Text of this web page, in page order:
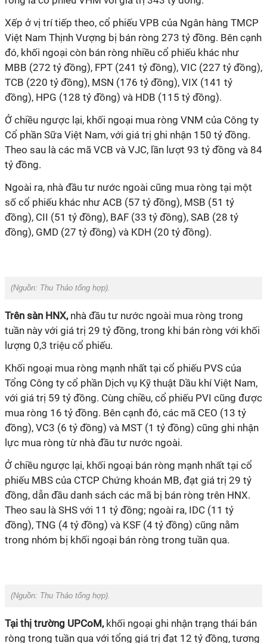
Xếp ở vị trí tiếp theo, cổ phiếu VPB của Ngân hàng TMCP
Việt Nam Thịnh Vượng bị bán ròng 273 tỷ đồng. Bên cạnh
đó, khối ngoại còn bán ròng nhiều cổ phiếu khác như
MBB (272 tỷ đồng), FPT (241 tỷ đồng), VIC (227 tỷ đồng),
TCB (220 tỷ đồng), MSN (176 tỷ đồng), VIX (141 tỷ
đồng), HPG (128 tỷ đồng) và HDB (115 tỷ đồng).
Ở chiều ngược lại, khối ngoại mua ròng VNM của Công ty
Cổ phần Sữa Việt Nam, với giá trị ghi nhận 150 tỷ đồng.
Theo sau là các mã VCB và VJC, lần lượt 93 tỷ đồng và 84
tỷ đồng.
Ngoài ra, nhà đầu tư nước ngoài cũng mua ròng tại một
số cổ phiếu khác như ACB (57 tỷ đồng), MSB (51 tỷ
đồng), CII (51 tỷ đồng), BAF (33 tỷ đồng), SAB (28 tỷ
đồng), GMD (27 tỷ đồng) và KDH (20 tỷ đồng).
(Nguồn: Thu Thảo tổng hợp).
Trên sàn HNX, nhà đầu tư nước ngoài mua ròng trong
tuần này với giá trị 29 tỷ đồng, trong khi bán ròng với khối
lượng 0,3 triệu cổ phiếu.
Khối ngoại mua ròng mạnh nhất tại cổ phiếu PVS của
Tổng Công ty cổ phần Dịch vụ Kỹ thuật Dầu khí Việt Nam,
với giá trị 59 tỷ đồng. Cùng chiều, cổ phiếu PVI cũng được
mua ròng 16 tỷ đồng. Bên cạnh đó, các mã CEO (13 tỷ
đồng), VC3 (6 tỷ đồng) và MST (1 tỷ đồng) cũng ghi nhận
lực mua ròng từ nhà đầu tư nước ngoài.
Ở chiều ngược lại, khối ngoại bán ròng mạnh nhất tại cổ
phiếu MBS của CTCP Chứng khoán MB, đạt giá trị 29 tỷ
đồng, dẫn đầu danh sách các mã bị bán ròng trên HNX.
Theo sau là SHS với 11 tỷ đồng; ngoài ra, IDC (11 tỷ
đồng), TNG (4 tỷ đồng) và KSF (4 tỷ đồng) cũng nằm
trong nhóm bị khối ngoại bán ròng trong tuần qua.
(Nguồn: Thu Thảo tổng hợp).
Tại thị trường UPCoM, khối ngoại ghi nhận trạng thái bán
ròng trong tuần qua với tổng giá trị đạt 12 tỷ đồng, tương